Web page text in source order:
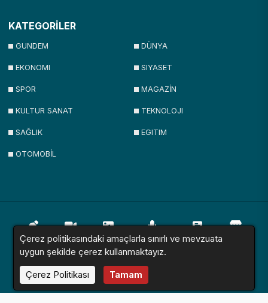
KATEGORİLER
GUNDEM DÜNYA
EKONOMI SIYASET
SPOR MAGAZİN
KULTUR SANAT TEKNOLOJI
SAĞLIK EGITIM
OTOMOBİL
YazarlarVideolarGalerilerRöportajlarAnketlerFirmalar
İlanlar Resmi İlanlar
Çerez politikasındaki amaçlarla sınırlı ve mevzuata
uygun şekilde çerez kullanmaktayız.
Çerez Politikası
Tamam